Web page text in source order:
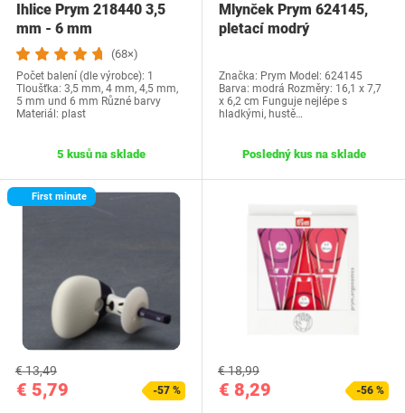
Ihlice Prym 218440 3,5
mm - 6 mm
(68×)
Počet balení (dle výrobce): 1
Tloušťka: 3,5 mm, 4 mm, 4,5 mm,
5 mm und 6 mm Různé barvy
Materiál: plast
5 kusů na sklade
Mlynček Prym 624145,
pletací modrý
Značka: Prym Model: 624145
Barva: modrá Rozměry: 16,1 x 7,7
x 6,2 cm Funguje nejlépe s
hladkými, hustě…
Posledný kus na sklade
First minute
€ 5,79
€ 13,49
-57 % € 8,29
€ 18,99
-56 %